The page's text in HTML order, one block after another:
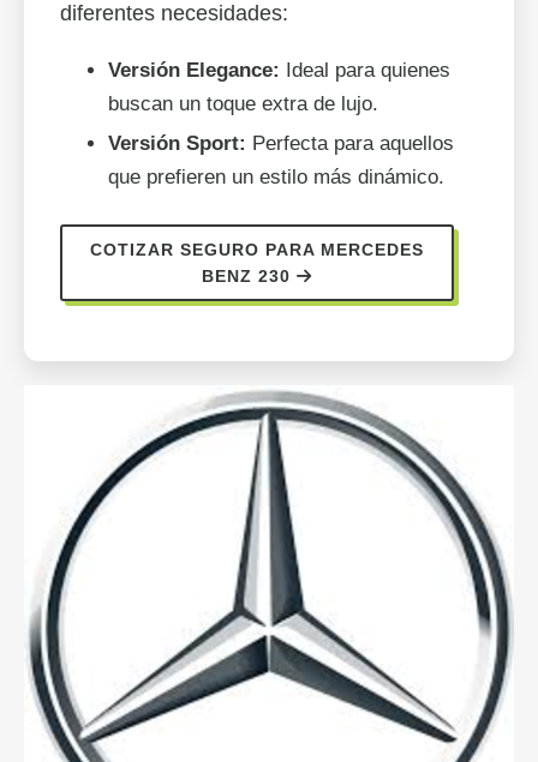
diferentes necesidades:
Versión Elegance: Ideal para quienes
buscan un toque extra de lujo.
Versión Sport: Perfecta para aquellos
que prefieren un estilo más dinámico.
COTIZAR SEGURO PARA MERCEDES
BENZ 230